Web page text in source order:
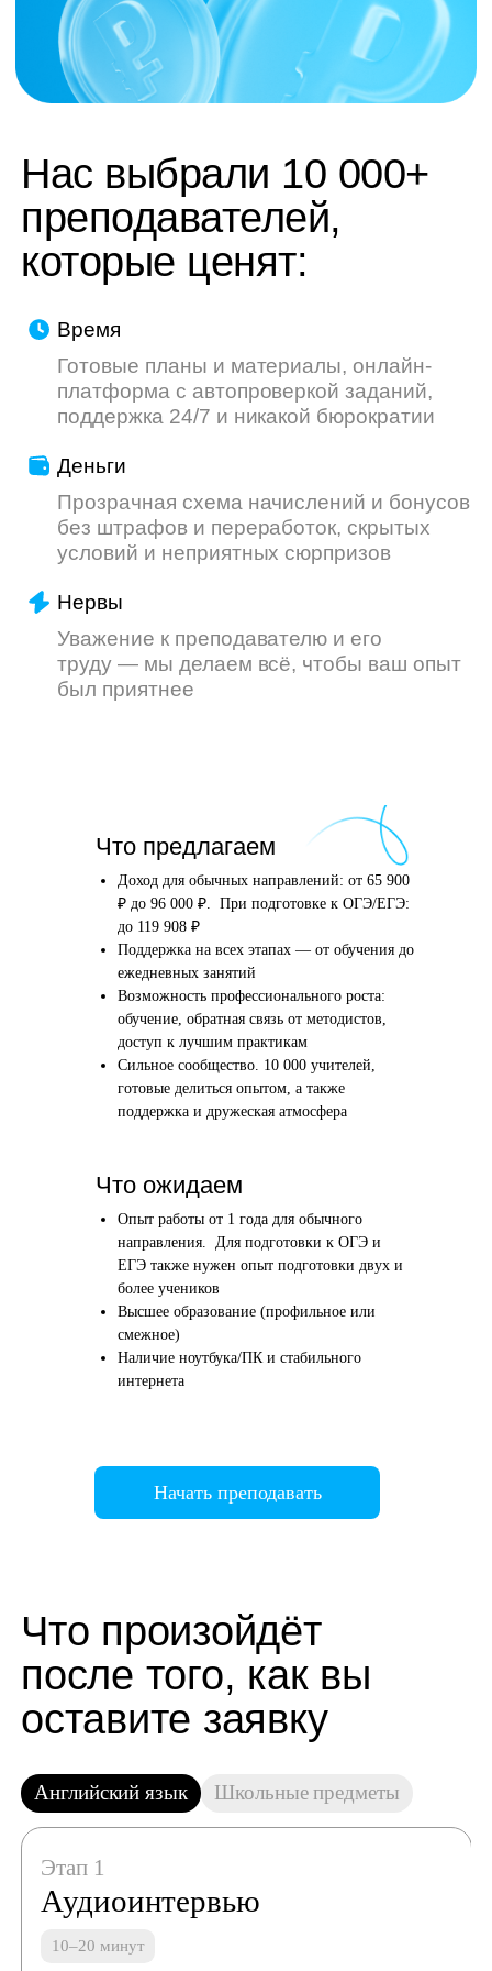
труду — мы делаем всё, чтобы ваш опыт
был приятнее
Что предлагаем
Начать преподавать
Что ожидаем
Доход для обычных направлений: от 65 900
₽ до 96 000 ₽. При подготовке к ОГЭ/ЕГЭ:
до 119 908 ₽
Поддержка на всех этапах — от обучения до
ежедневных занятий
Возможность профессионального роста:
обучение, обратная связь от методистов,
доступ к лучшим практикам
Сильное сообщество. 10 000 учителей,
готовые делиться опытом, а также
поддержка и дружеская атмосфера
Опыт работы от 1 года для обычного
направления. Для подготовки к ОГЭ и
ЕГЭ также нужен опыт подготовки двух и
более учеников
Высшее образование (профильное или
смежное)
Наличие ноутбука/ПК и стабильного
интернета
после того, как вы
оставите заявку
Английский язык Школьные предметы
Аудиоинтервью
Отвечаете по-английски на 4 вопроса
Начать преподавать